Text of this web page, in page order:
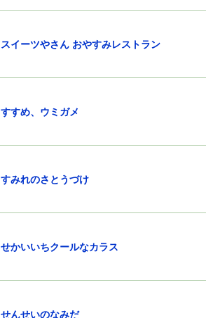
スイーツやさん おやすみレストラン
すすめ、ウミガメ
すみれのさとうづけ
せかいいちクールなカラス
せんせいのなみだ